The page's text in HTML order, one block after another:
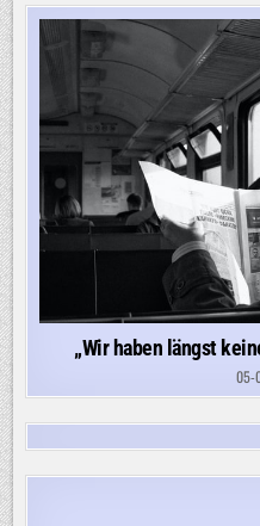
„Wir haben längst
05-